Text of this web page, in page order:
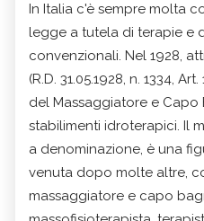
In Italia c'è sempre molta
legge a tutela di terapie e
convenzionali. Nel 1928,
(R.D. 31.05.1928, n. 1334,
del Massaggiatore e Capo
stabilimenti idroterapici. Il
a denominazione, è una
venuta dopo molte altre,
massaggiatore e capo